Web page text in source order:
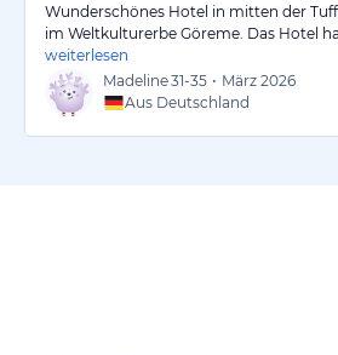
Wunderschönes Hotel in mitten der
im Weltkulturerbe Göreme. Das Hotel
weiterlesen
Madeline31-35 • März 2026
Aus Deutschland